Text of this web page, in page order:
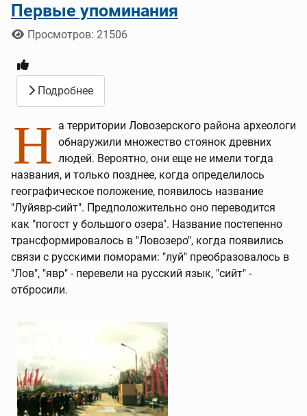
Первые упоминания
Информация о материале
Просмотров: 21506
Подробнее
Н а территории Ловозерского района археологи
обнаружили множество стоянок древних
людей. Вероятно, они еще не имели тогда
названия, и только позднее, когда определилось
географическое положение, появилось название
"Луйявр-сийт". Предположительно оно переводится
как "погост у большого озера". Название постепенно
трансформировалось в "Ловозеро", когда появились
связи с русскими поморами: "луй" преобразовалось в
"Лов", "явр" - перевели на русский язык, "сийт" -
отбросили.